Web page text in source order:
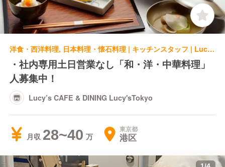
洋食・西洋料理, 日本料理・懐石料理 | キッチンスタッフ | Lucy’s CAFE & DINING Lucy'sTokyo
・社内専用土日営業なし「和・洋・中華料理」
人募集中！
Lucy’s CAFE & DINING Lucy'sTokyo
月収 28~40 東京都
港区